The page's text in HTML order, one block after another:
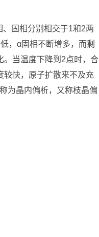
固相分别相交于1和2两
，α固相不断增多，而剩
。当温度下降到2点时，合
较快，原子扩散来不及充
为晶内偏析，又称枝晶偏